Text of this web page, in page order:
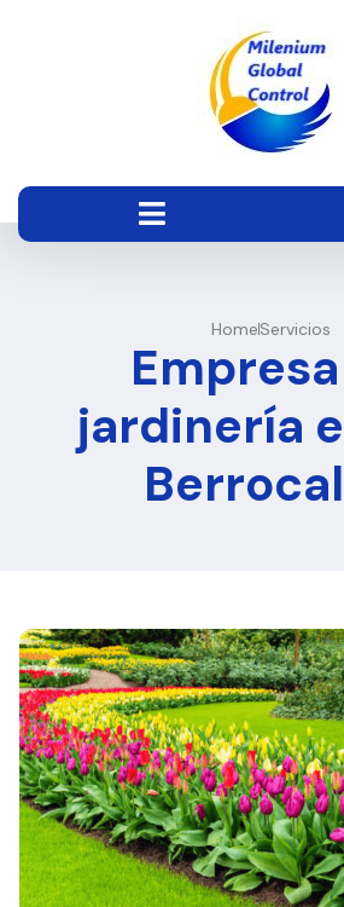
HomeServicios
jardinería